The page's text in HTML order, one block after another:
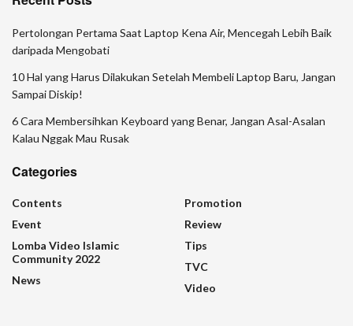
Pertolongan Pertama Saat Laptop Kena Air, Mencegah Lebih Baik
daripada Mengobati
10 Hal yang Harus Dilakukan Setelah Membeli Laptop Baru, Jangan
Sampai Diskip!
6 Cara Membersihkan Keyboard yang Benar, Jangan Asal-Asalan
Kalau Nggak Mau Rusak
Categories
Contents
Event
Lomba Video Islamic
Community 2022
News
Promotion
Review
Tips
TVC
Video